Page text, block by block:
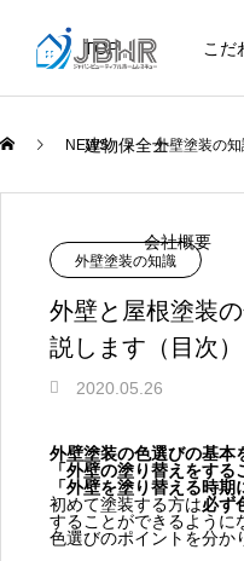
TOP こだ
建物保全士
会社概要
JBHR横浜の施工事例
ニュース ブ
お盆に伴う休業のお知
2026.07.30
川崎市でリノベーショ
へ｜後悔しない計画の
の選び方
2026.07.01
NEW
2021.04.25
お客様アンケート405
2026.01.25
藤沢市でリノベーショ
へ｜費用・進め方・会
2026.08.01
川崎市でリノベーショ
へ｜後悔しない計画の
の選び方
2026.07.01
NEW
2021.04.25
クーリング・オフ手続
2024.04.26
NEWS 外壁塗装の
外壁塗装の知識
外壁と屋根塗装
説します（目次）
2020.05.26
外壁塗装の色選びの基本
「外壁の塗り替えをす
「外壁を塗り替える時
初めて塗装する方は必ず
することができるように
色選びのポイントを分か